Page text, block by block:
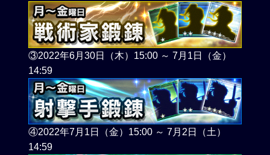
③2022年6月30日（木）15:00 ～ 7月1日（金）
14:59
④2022年7月1日（金）15:00 ～ 7月2日（土）
14:59